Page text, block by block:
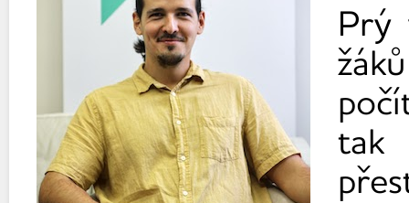
Prý
tak